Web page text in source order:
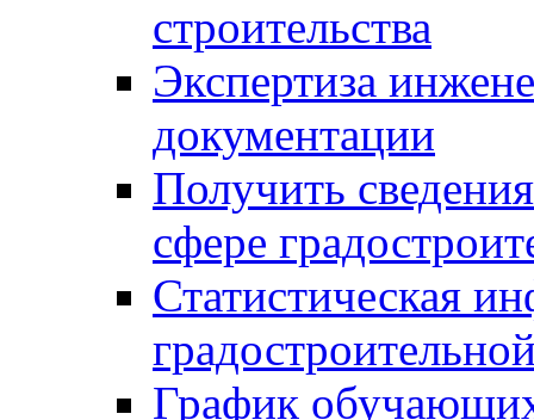
строительства
Экспертиза
документации
Получить
сфере
Статистическая
График